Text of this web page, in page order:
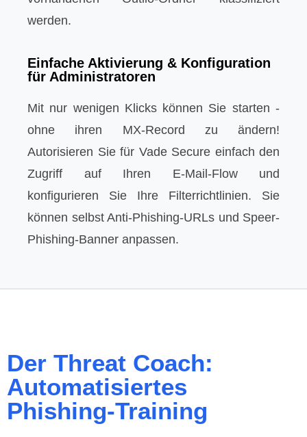
werden.
Einfache Aktivierung & Konfiguration
für Administratoren
Mit nur wenigen Klicks können Sie starten -
ohne ihren MX-Record zu ändern!
Autorisieren Sie für Vade Secure einfach den
Zugriff auf Ihren E-Mail-Flow und
konfigurieren Sie Ihre Filterrichtlinien. Sie
können selbst Anti-Phishing-URLs und Speer-
Phishing-Banner anpassen.
Der Threat Coach:
Automatisiertes
Phishing-Training